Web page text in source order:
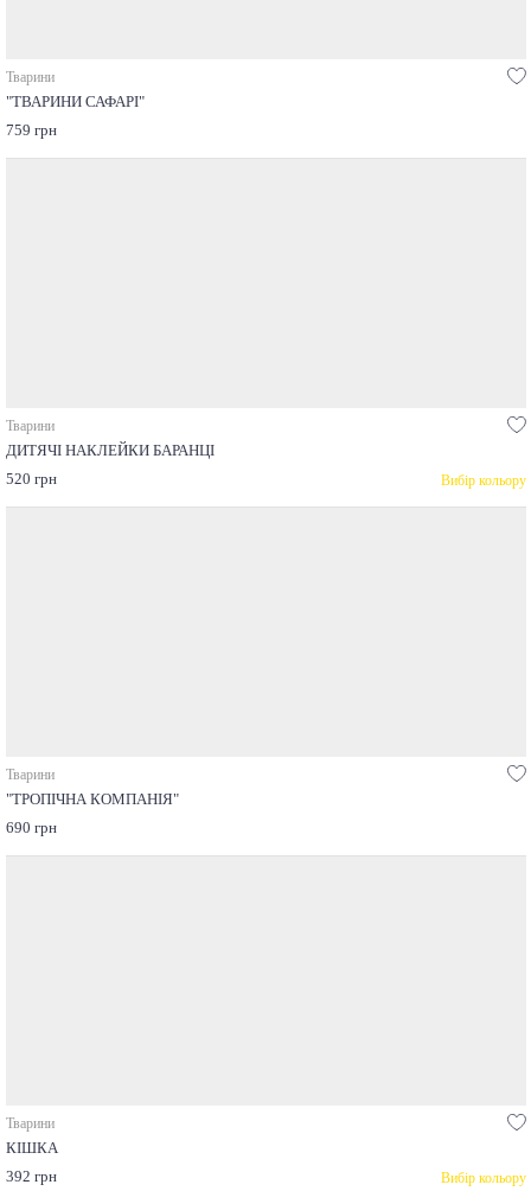
Тварини
"ТВАРИНИ САФАРІ"
759 грн
Тварини
ДИТЯЧІ НАКЛЕЙКИ БАРАНЦІ
520 грн
Вибір кольору
Тварини
"ТРОПІЧНА КОМПАНІЯ"
690 грн
Тварини
КІШКА
392 грн
Вибір кольору